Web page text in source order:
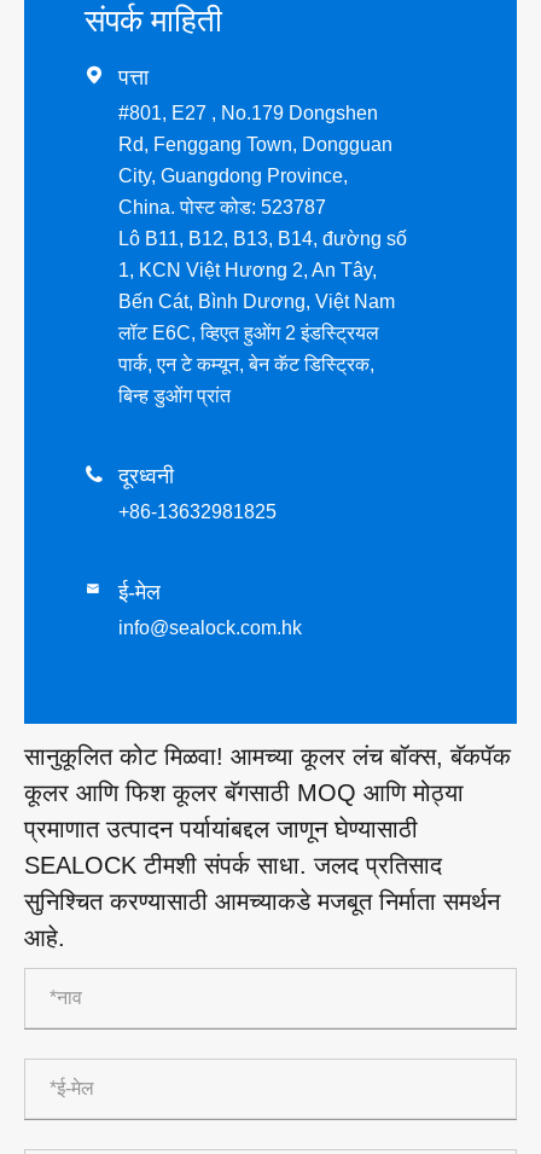
संपर्क माहिती
 पत्ता
#801, E27 , No.179 Dongshen
Rd, Fenggang Town, Dongguan
City, Guangdong Province,
China. पोस्ट कोड: 523787
Lô B11, B12, B13, B14, đường số
1, KCN Việt Hương 2, An Tây,
Bến Cát, Bình Dương, Việt Nam
लॉट E6C, व्हिएत हुओंग 2 इंडस्ट्रियल
पार्क, एन टे कम्यून, बेन कॅट डिस्ट्रिक,
बिन्ह डुओंग प्रांत
 दूरध्वनी
+86-13632981825
 ई-मेल
info@sealock.com.hk
सानुकूलित कोट मिळवा! आमच्या कूलर लंच बॉक्स, बॅकपॅक
कूलर आणि फिश कूलर बॅगसाठी MOQ आणि मोठ्या
प्रमाणात उत्पादन पर्यायांबद्दल जाणून घेण्यासाठी
SEALOCK टीमशी संपर्क साधा. जलद प्रतिसाद
सुनिश्चित करण्यासाठी आमच्याकडे मजबूत निर्माता समर्थन
आहे.